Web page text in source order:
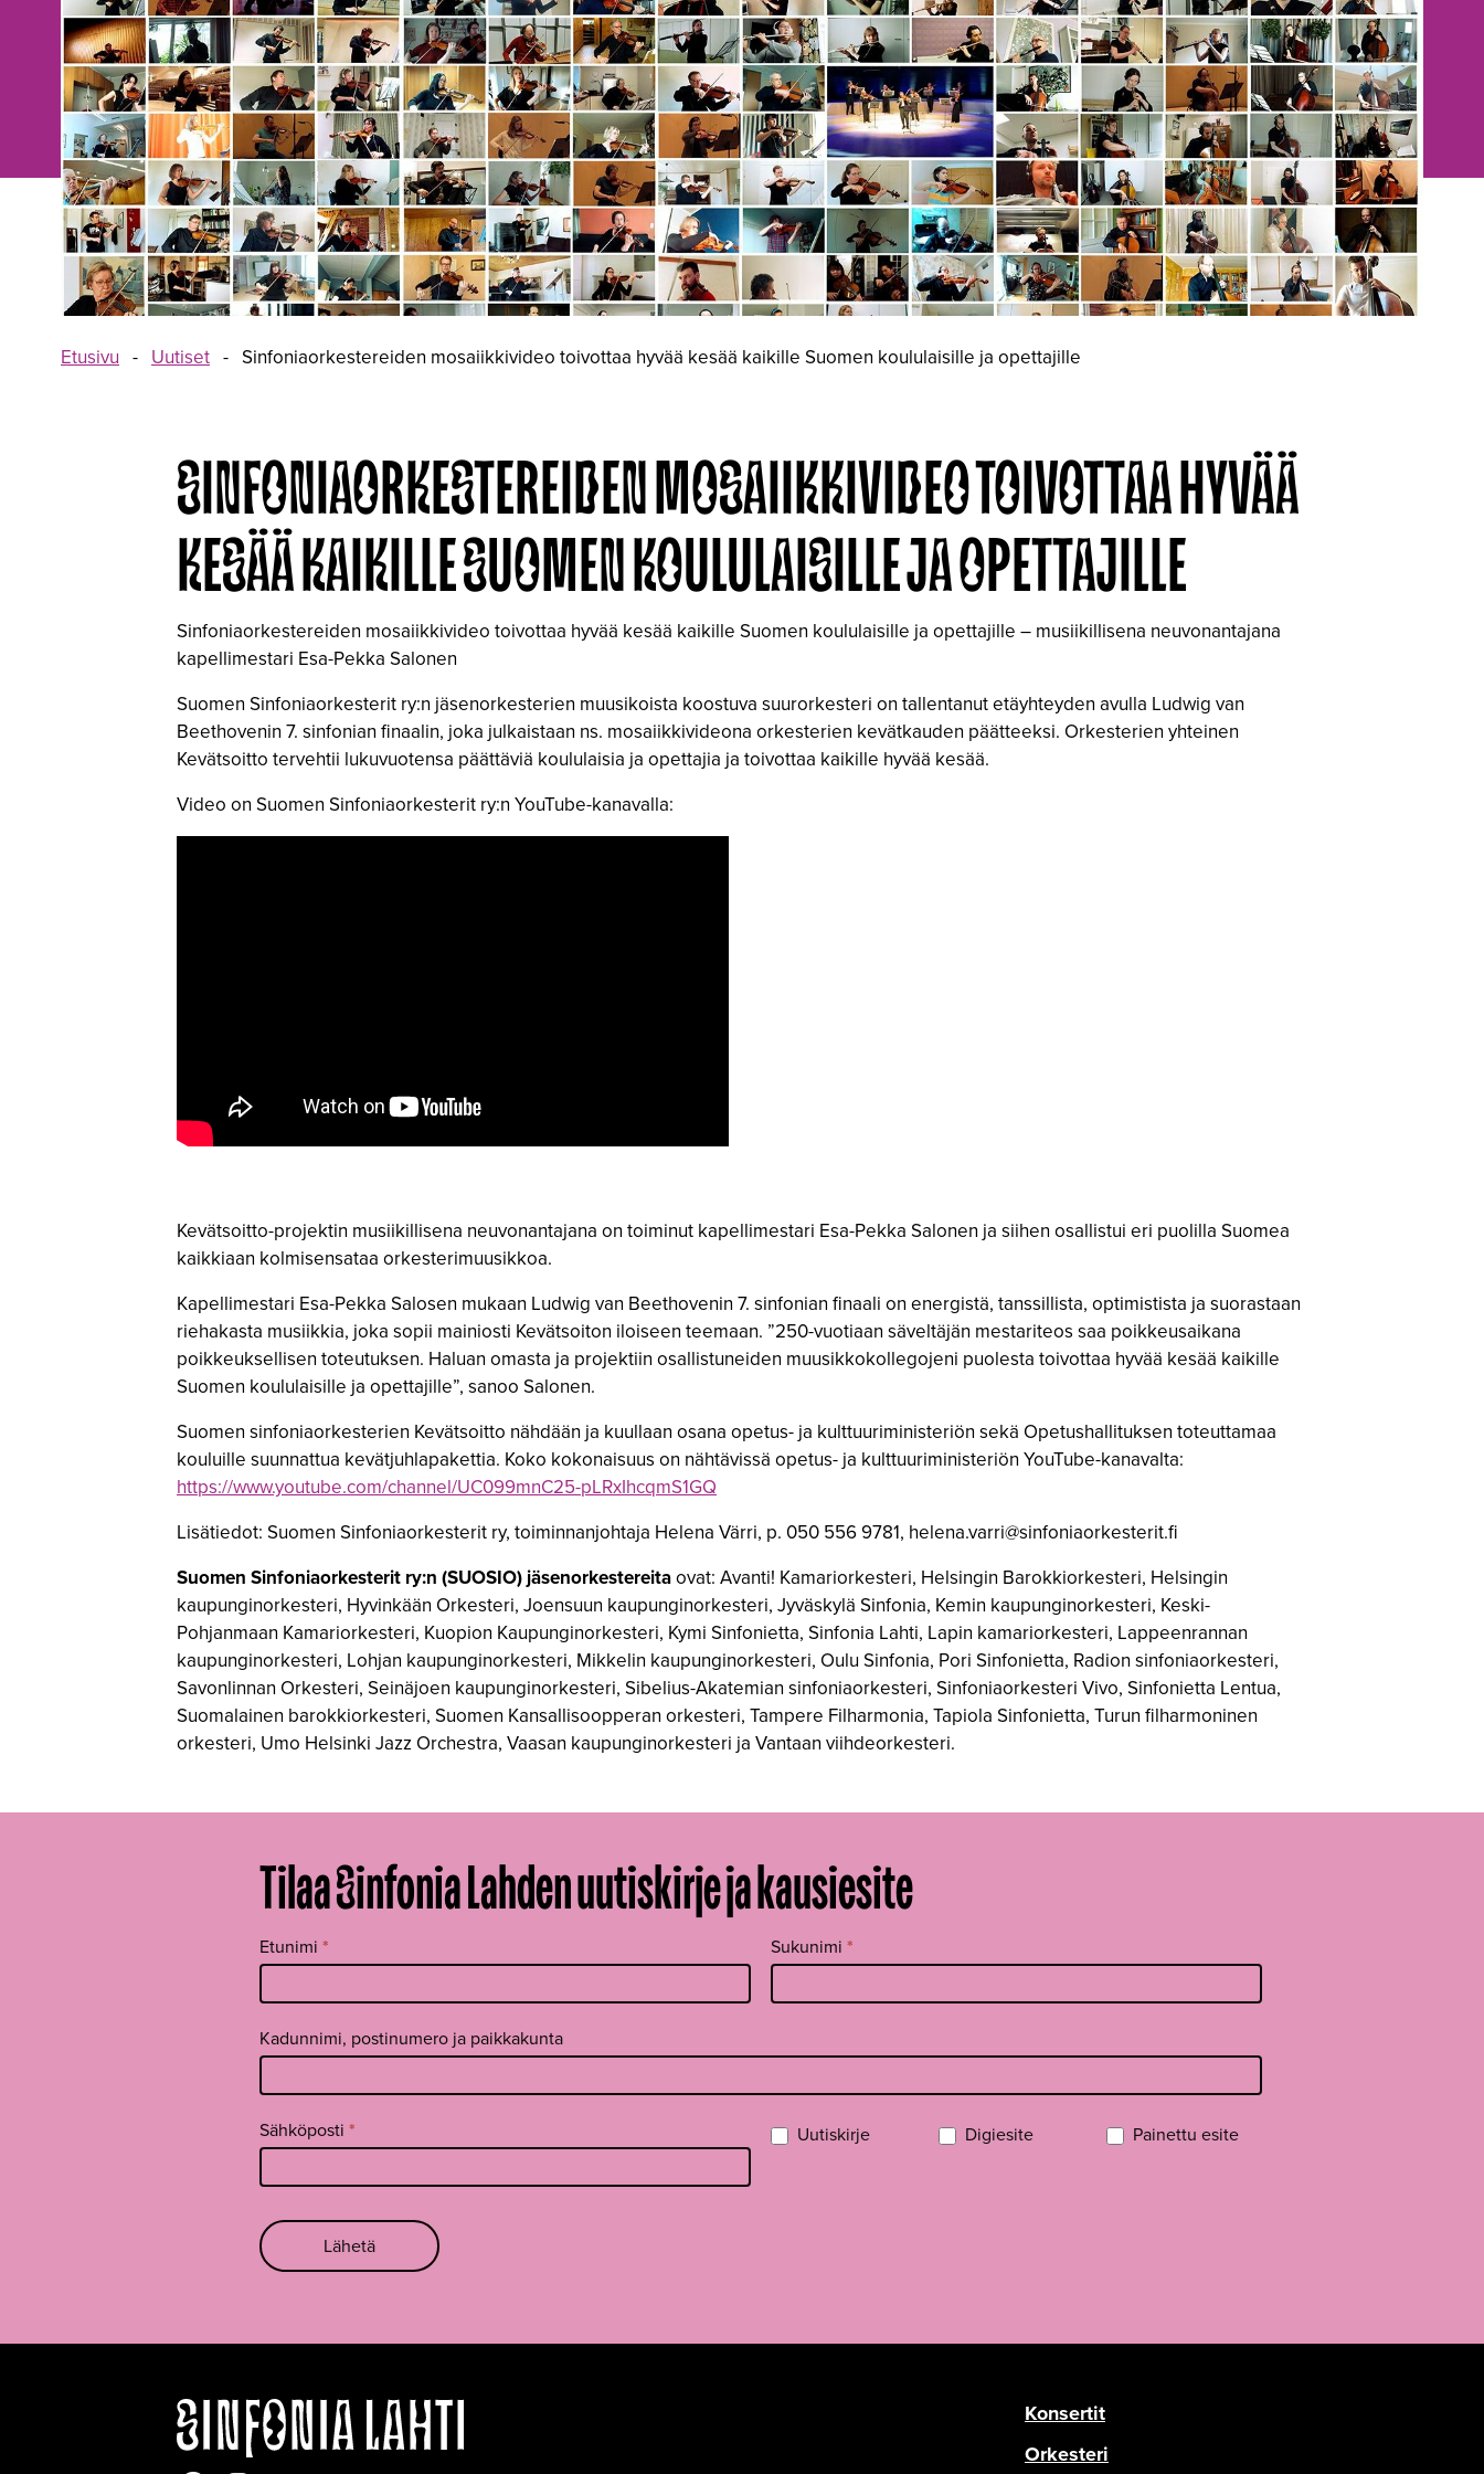
Etusivu - Uutiset - Sinfoniaorkestereiden mosaiikkivideo toivottaa hyvää kesää kaikille Suomen koululaisille ja opettajille
SINFONIAORKESTEREIDEN MOSAIIKKIVIDEO TOIVOTTAA HYVÄÄ
KESÄÄ KAIKILLE SUOMEN KOULULAISILLE JA OPETTAJILLE
Sinfoniaorkestereiden mosaiikkivideo toivottaa hyvää kesää kaikille Suomen koululaisille ja opettajille – musiikillisena neuvonantajana
kapellimestari Esa-Pekka Salonen
Suomen Sinfoniaorkesterit ry:n jäsenorkesterien muusikoista koostuva suurorkesteri on tallentanut etäyhteyden avulla Ludwig van
Beethovenin 7. sinfonian finaalin, joka julkaistaan ns. mosaiikkivideona orkesterien kevätkauden päätteeksi. Orkesterien yhteinen
Kevätsoitto tervehtii lukuvuotensa päättäviä koululaisia ja opettajia ja toivottaa kaikille hyvää kesää.
Video on Suomen Sinfoniaorkesterit ry:n YouTube-kanavalla:
Kevätsoitto-projektin musiikillisena neuvonantajana on toiminut kapellimestari Esa-Pekka Salonen ja siihen osallistui eri puolilla Suomea
kaikkiaan kolmisensataa orkesterimuusikkoa.
Kapellimestari Esa-Pekka Salosen mukaan Ludwig van Beethovenin 7. sinfonian finaali on energistä, tanssillista, optimistista ja suorastaan
riehakasta musiikkia, joka sopii mainiosti Kevätsoiton iloiseen teemaan. ”250-vuotiaan säveltäjän mestariteos saa poikkeusaikana
poikkeuksellisen toteutuksen. Haluan omasta ja projektiin osallistuneiden muusikkokollegojeni puolesta toivottaa hyvää kesää kaikille
Suomen koululaisille ja opettajille”, sanoo Salonen.
Suomen sinfoniaorkesterien Kevätsoitto nähdään ja kuullaan osana opetus- ja kulttuuriministeriön sekä Opetushallituksen toteuttamaa
kouluille suunnattua kevätjuhlapakettia. Koko kokonaisuus on nähtävissä opetus- ja kulttuuriministeriön YouTube-kanavalta:
https://www.youtube.com/channel/UC099mnC25-pLRxIhcqmS1GQ
Lisätiedot: Suomen Sinfoniaorkesterit ry, toiminnanjohtaja Helena Värri, p. 050 556 9781, helena.varri@sinfoniaorkesterit.fi
Suomen Sinfoniaorkesterit ry:n (SUOSIO) jäsenorkestereitaovat: Avanti! Kamariorkesteri, Helsingin Barokkiorkesteri, Helsingin
kaupunginorkesteri, Hyvinkään Orkesteri, Joensuun kaupunginorkesteri, Jyväskylä Sinfonia, Kemin kaupunginorkesteri, Keski-
Pohjanmaan Kamariorkesteri, Kuopion Kaupunginorkesteri, Kymi Sinfonietta, Sinfonia Lahti, Lapin kamariorkesteri, Lappeenrannan
kaupunginorkesteri, Lohjan kaupunginorkesteri, Mikkelin kaupunginorkesteri, Oulu Sinfonia, Pori Sinfonietta, Radion sinfoniaorkesteri,
Savonlinnan Orkesteri, Seinäjoen kaupunginorkesteri, Sibelius-Akatemian sinfoniaorkesteri, Sinfoniaorkesteri Vivo, Sinfonietta Lentua,
Suomalainen barokkiorkesteri, Suomen Kansallisoopperan orkesteri, Tampere Filharmonia, Tapiola Sinfonietta, Turun filharmoninen
orkesteri, Umo Helsinki Jazz Orchestra, Vaasan kaupunginorkesteri ja Vantaan viihdeorkesteri.
Tilaa Sinfonia Lahden uutiskirje ja kausiesite
Tilaa
uutiskirje
footer FI
Etunimi * Sukunimi*
Kadunnimi, postinumero ja paikkakunta
Sähköposti * Uutiskirje Digiesite Painettu esite
Lähetä
Konsertit
Orkesteri